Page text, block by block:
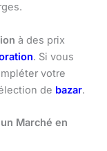
à des prix
. Si vous
votre
de bazar.
Marché en